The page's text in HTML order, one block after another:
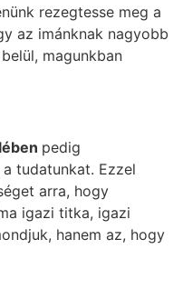
rezegtesse meg a
az imánknak nagyobb
magunkban
pedig
tudatunkat. Ezzel
arra, hogy
igazi titka, igazi
hanem az, hogy